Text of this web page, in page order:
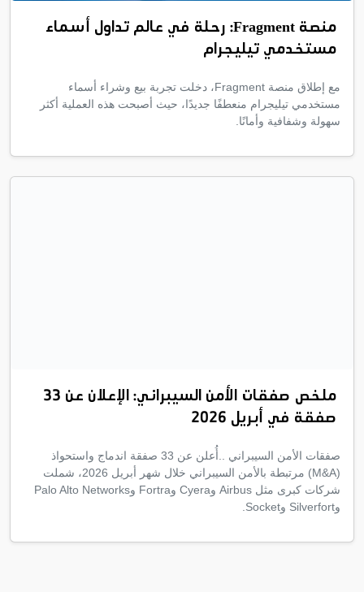
منصة Fragment: رحلة في عالم تداول أسماء
مستخدمي تيليجرام
مع إطلاق منصة Fragment، دخلت تجربة بيع وشراء أسماء
مستخدمي تيليجرام منعطفًا جديدًا، حيث أصبحت هذه العملية أكثر
سهولة وشفافية وأمانًا.
ملخص صفقات الأمن السيبراني: الإعلان عن 33
صفقة في أبريل 2026
صفقات الأمن السيبراني ..أُعلن عن 33 صفقة اندماج واستحواذ
(M&A) مرتبطة بالأمن السيبراني خلال شهر أبريل 2026، شملت
شركات كبرى مثل Airbus وCyera وFortra وPalo Alto Networks
وSilverfort وSocket.